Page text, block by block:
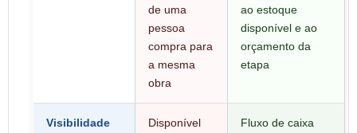
de uma
pessoa
compra para
a mesma
obra
ao estoque
disponível e ao
orçamento da
etapa
Visibilidade
Disponível
Fluxo de caixa